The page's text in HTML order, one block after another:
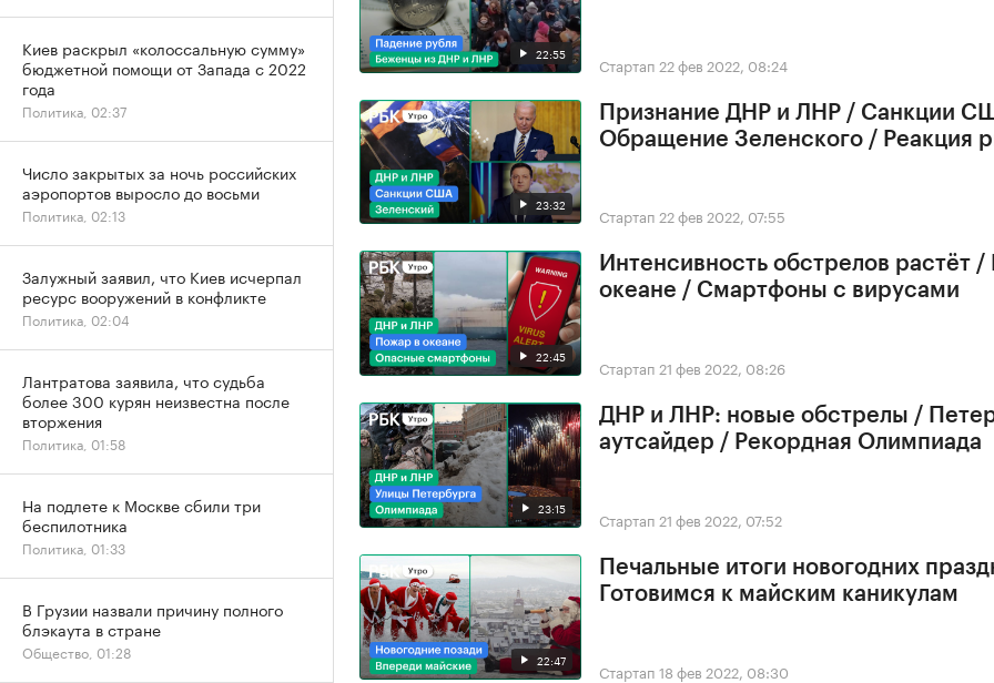
22:55 Стартап 22 фев 2022, 08:24
23:32
Признание ДНР и ЛНР / Санкции
Обращение Зеленского / Реакция
Стартап 22 фев 2022, 07:55
22:45
Интенсивность обстрелов растёт
океане / Смартфоны с вирусами
Стартап 21 фев 2022, 08:26
23:15
ДНР и ЛНР: новые обстрелы /
аутсайдер / Рекордная Олимпиада
Стартап 21 фев 2022, 07:52
22:47
Печальные итоги новогодних
Готовимся к майским каникулам
Стартап 18 фев 2022, 08:30
Киев раскрыл «колоссальную сумму»
бюджетной помощи от Запада с 2022
года
Политика, 02:37
Число закрытых за ночь российских
аэропортов выросло до восьми
Политика, 02:13
Залужный заявил, что Киев исчерпал
ресурс вооружений в конфликте
Политика, 02:04
Лантратова заявила, что судьба
более 300 курян неизвестна после
вторжения
Политика, 01:58
На подлете к Москве сбили три
беспилотника
Политика, 01:33
В Грузии назвали причину полного
блэкаута в стране
Общество, 01:28